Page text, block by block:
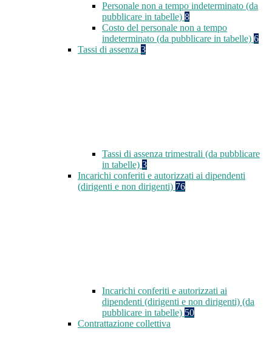
Personale non a tempo indeterminato (da
pubblicare in tabelle) 8
Costo del personale non a tempo
indeterminato (da pubblicare in tabelle) 6
Tassi di assenza 3
Tassi di assenza trimestrali (da pubblicare
in tabelle) 3
Incarichi conferiti e autorizzati ai dipendenti
(dirigenti e non dirigenti) 76
Incarichi conferiti e autorizzati ai
dipendenti (dirigenti e non dirigenti) (da
pubblicare in tabelle) 50
Contrattazione collettiva